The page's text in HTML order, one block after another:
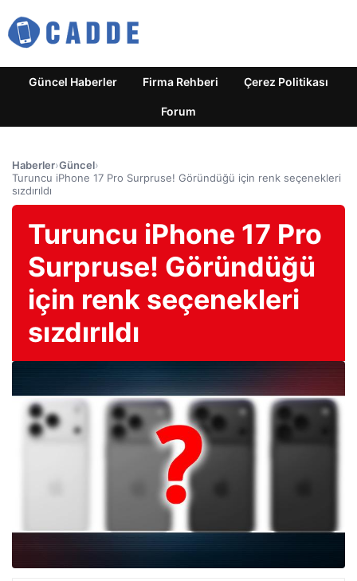
Güncel Haberler Firma Rehberi Çerez Politikası
Forum
Haberler›Güncel›
Turuncu iPhone 17 Pro Surpruse! Göründüğü için renk seçenekleri
sızdırıldı
Turuncu iPhone 17 Pro
Surpruse! Göründüğü
için renk seçenekleri
sızdırıldı